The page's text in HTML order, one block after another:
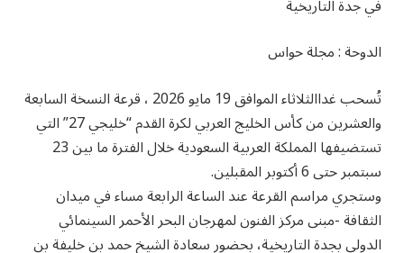
الدوحة : مجلة حواس
تُسحب غداالثلاثاء الموافق 19 مايو 2026 ، قرعة النسخة السابعة
والعشرين من كأس الخليج العربي لكرة القدم “خليجي 27” التي
تستضيفها المملكة العربية السعودية خلال الفترة ما بين 23
سبتمبر حتى 6 أكتوبر المقبلين.
وستجري مراسم القرعة عند الساعة الرابعة مساء في ميدان
الثقافة -مبنى مركز الفنون لمهرجان البحر الأحمر السينمائي
الدولي بجدة التاريخية، بحضور سعادة الشيخ حمد بن خليفة بن